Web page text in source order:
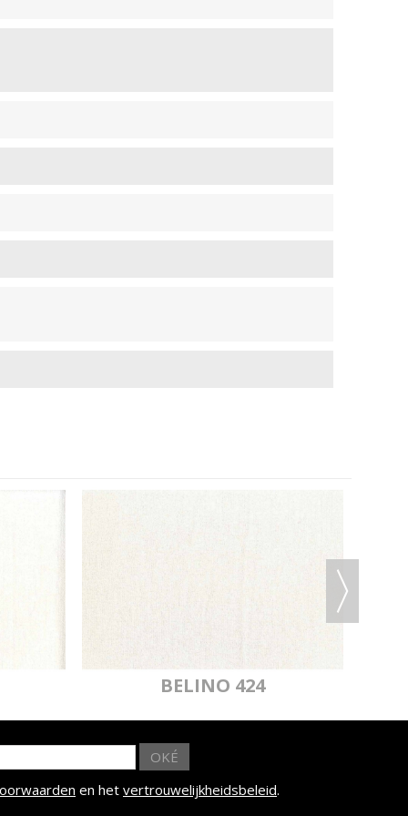
BELINO 424
OKÉ
en het vertrouwelijkheidsbeleid.